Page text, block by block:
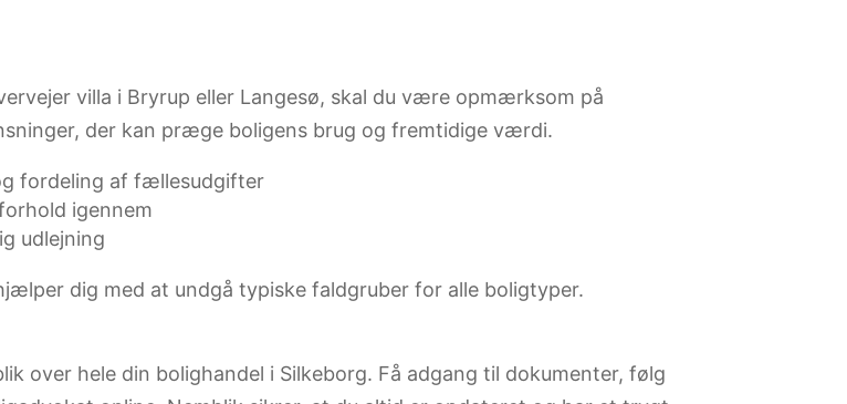
villa i Bryrup eller Langesø, skal du være opmærksom på
der kan præge boligens brug og fremtidige værdi.
fordeling af fællesudgifter
igennem
udlejning
dig med at undgå typiske faldgruber for alle boligtyper.
over hele din bolighandel i Silkeborg. Få adgang til dokumenter, følg